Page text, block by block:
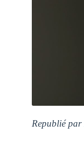
Republié par